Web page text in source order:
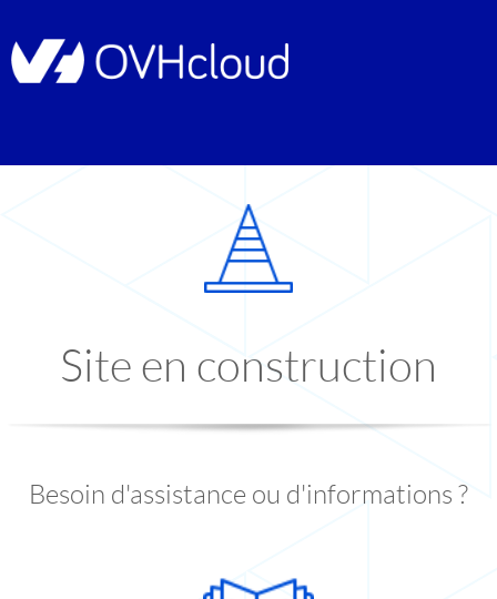
Site en construction
Besoin d'assistance ou d'informations ?